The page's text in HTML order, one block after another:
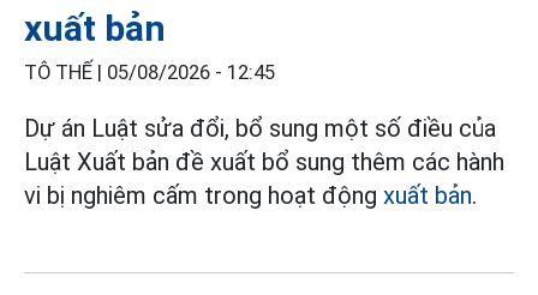
xuất bản
TÔ THẾ | 05/08/2026 - 12:45
Dự án Luật sửa đổi, bổ sung một số điều của
Luật Xuất bản đề xuất bổ sung thêm các hành
vi bị nghiêm cấm trong hoạt động xuất bản.